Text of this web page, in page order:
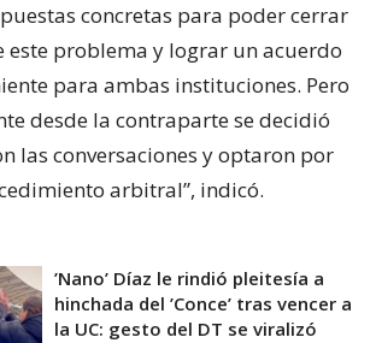
concretas para poder cerrar
este problema y lograr un acuerdo
para ambas instituciones. Pero
desde la contraparte se decidió
las conversaciones y optaron por
arbitral”, indicó.
’Nano’ Díaz le rindió pleitesía a
hinchada del ’Conce’ tras vencer a
la UC: gesto del DT se viralizó